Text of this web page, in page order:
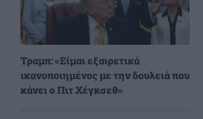
Τραμπ: «Είμαι εξαιρετικά
ικανοποιημένος με την δουλειά που
κάνει ο Πιτ Χέγκσεθ»